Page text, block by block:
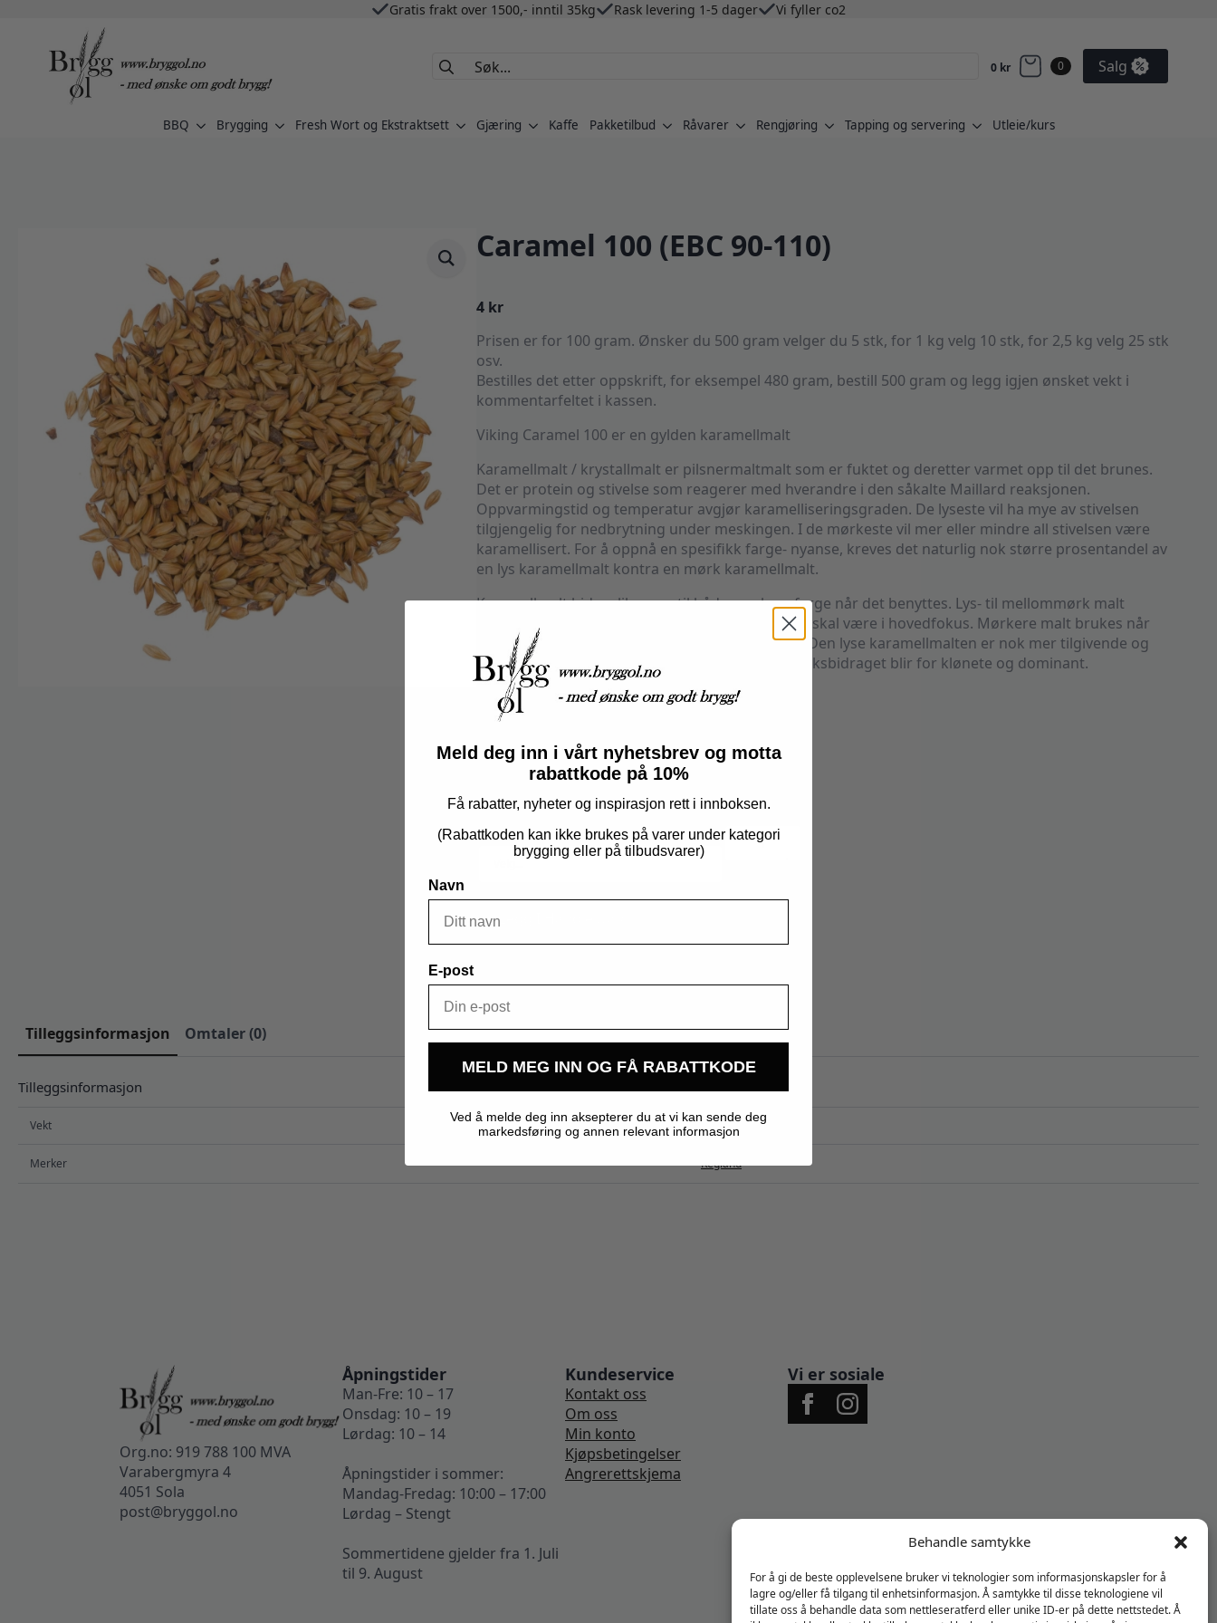
Behandle samtykke
For å gi de beste opplevelsene bruker vi teknologier som informasjonskapsler for å
lagre og/eller få tilgang til enhetsinformasjon. Å samtykke til disse teknologiene vil
tillate oss å behandle data som nettleseratferd eller unike ID-er på dette nettstedet. Å
Gratis frakt over 1500,- inntil 35kg Rask levering 1-5 dager Vi fyller co2
Search
0 kr 0 Salg
BBQ Brygging Fresh Wort og Ekstraktsett Gjæring Kaffe Pakketilbud Råvarer Rengjøring Tapping og servering Utleie/kurs
Caramel 100 (EBC 90-110)
4 kr
Prisen er for 100 gram. Ønsker du 500 gram velger du 5 stk, for 1 kg velg 10 stk, for 2,5 kg velg 25 stk
osv.
Bestilles det etter oppskrift, for eksempel 480 gram, bestill 500 gram og legg igjen ønsket vekt i
kommentarfeltet i kassen.
Viking Caramel 100 er en gylden karamellmalt
Karamellmalt / krystallmalt er pilsnermaltmalt som er fuktet og deretter varmet opp til det brunes.
Det er protein og stivelse som reagerer med hverandre i den såkalte Maillard reaksjonen.
Oppvarmingstid og temperatur avgjør karamelliseringsgraden. De lyseste vil ha mye av stivelsen
tilgjengelig for nedbrytning under meskingen. I de mørkeste vil mer eller mindre all stivelsen være
karamellisert. For å oppnå en spesifikk farge- nyanse, kreves det naturlig nok større prosentandel av
en lys karamellmalt kontra en mørk karamellmalt.
Karamellmalt bidrar like mye til både smak og farge når det benyttes. Lys- til mellommørk malt
brukes når man ønsker at maltens smak og duft skal være i hovedfokus. Mørkere malt brukes når
man ønsker å fremheve smakene i basismalten. Den lyse karamellmalten er nok mer tilgivende og
kan brukes i større grad enn den mørke, før smaksbidraget blir for klønete og dominant.
Farge: 90-110 EBC
Produsent: Viking Malt
Link til produsentens nettside.
20+
Velg behandling* Caramel
100
Legg I Handlekurv
Tilleggsinformasjon Omtaler (0)
Tilleggsinformasjon
Vekt 0,200 kg
Merker Kegland
Org.no: 919 788 100 MVA
Varabergmyra 4
4051 Sola
post@bryggol.no
Åpningstider
Man-Fre: 10 – 17
Onsdag: 10 – 19
Lørdag: 10 – 14
Åpningstider i sommer:
Mandag-Fredag: 10:00 – 17:00
Lørdag – Stengt
Sommertidene gjelder fra 1. Juli
til 9. August
Kundeservice
Kontakt oss
Om oss
Min konto
Kjøpsbetingelser
Angrerettskjema
Vi er sosiale
Meld deg inn i vårt nyhetsbrev og motta
rabattkode på 10%
Få rabatter, nyheter og inspirasjon rett i innboksen.
(Rabattkoden kan ikke brukes på varer under kategori
brygging eller på tilbudsvarer)
Navn
E-post
MELD MEG INN OG FÅ RABATTKODE
Ved å melde deg inn aksepterer du at vi kan sende deg
markedsføring og annen relevant informasjon